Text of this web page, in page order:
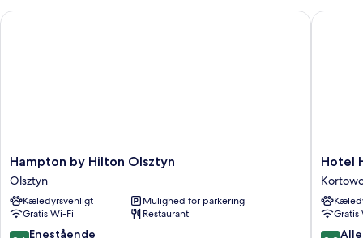
Hampton
by
Hilton
Olsztyn
Olsztyn
Hampton by Hilton Olsztyn
Olsztyn
Kæledyrsvenligt
Mulighed for parkering
Gratis Wi-Fi
Restaurant
9.6 Enestående
Hampton by Hilton Olsztyn
Hotel
Hp
Park
Olsztyn
Kortowo
Hotel
Gratis
8.2
Hotel